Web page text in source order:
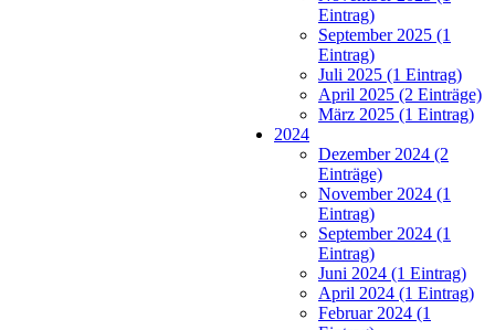
Eintrag)
September 2025 (1
Eintrag)
Juli 2025 (1 Eintrag)
April 2025 (2 Einträge)
März 2025 (1 Eintrag)
2024
Dezember 2024 (2
Einträge)
November 2024 (1
Eintrag)
September 2024 (1
Eintrag)
Juni 2024 (1 Eintrag)
April 2024 (1 Eintrag)
Februar 2024 (1